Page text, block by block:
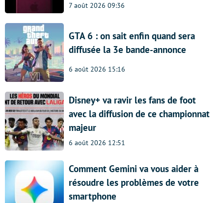
7 août 2026 09:36
GTA 6 : on sait enfin quand sera
diffusée la 3e bande-annonce
6 août 2026 15:16
Disney+ va ravir les fans de foot
avec la diffusion de ce championnat
majeur
6 août 2026 12:51
Comment Gemini va vous aider à
résoudre les problèmes de votre
smartphone